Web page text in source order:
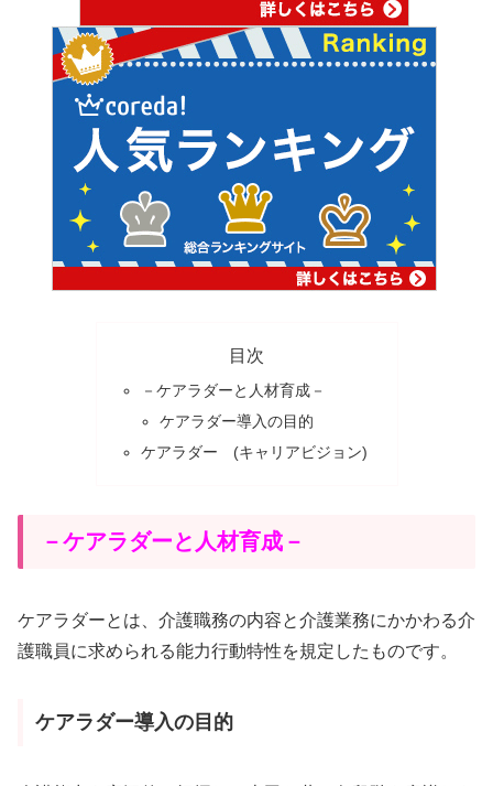
目次
－ケアラダーと人材育成－
ケアラダー導入の目的
ケアラダー (キャリアビジョン)
－ケアラダーと人材育成－
ケアラダーとは、介護職務の内容と介護業務にかかわる介
護職員に求められる能力行動特性を規定したものです。
ケアラダー導入の目的